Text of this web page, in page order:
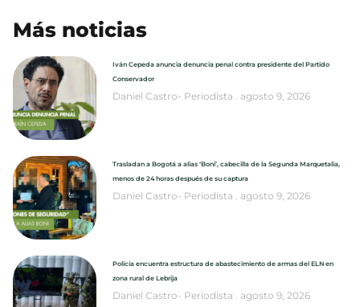
Más noticias
Iván Cepeda anuncia denuncia penal contra presidente del Partido
Conservador
Daniel Castro- Periodista agosto 9, 2026
Trasladan a Bogotá a alias ‘Boni’, cabecilla de la Segunda Marquetalia,
menos de 24 horas después de su captura
Daniel Castro- Periodista agosto 9, 2026
Policía encuentra estructura de abastecimiento de armas del ELN en
zona rural de Lebrija
Daniel Castro- Periodista agosto 9, 2026